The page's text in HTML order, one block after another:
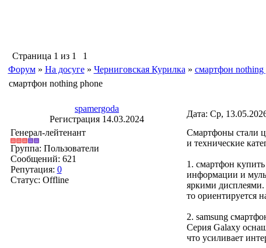
Страница 1 из 1
1
Форум » На досуге » Черниговская Курилка » смартфон nothing
смартфон nothing phone
spamergoda
Регистрация 14.03.2024
Дата: Ср,
Генерал-лейтенант
Группа: Пользователи
Сообщений: 621
Репутация: 0
Статус: Offline
Смартфоны стали
и технические
1. смартфон
информации и
яркими дисплеями.
то ориентируется
2. samsung
Серия Galaxy
что усиливает